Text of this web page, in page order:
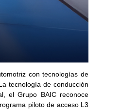
con tecnologías de
tecnología de conducción
el Grupo BAIC reconoce
piloto de acceso L3